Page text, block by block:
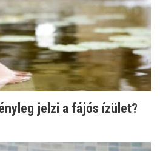
jelzi a fájós ízület?